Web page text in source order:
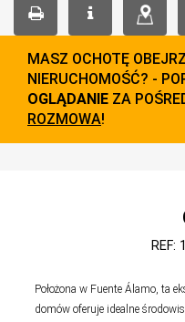
MASZ OCHOTĘ
NIERUCHOMOŚĆ? -
OGLĄDANIE ZA
ROZMOWA!
REF:
Położona w Fuente Álamo, ta
domów oferuje idealne